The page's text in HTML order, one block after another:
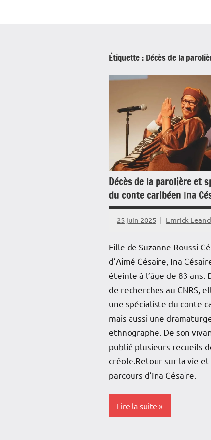
Étiquette : Décès de la
Décès de la parolière et
du conte caribéen Ina
25 juin 2025 Emrick
Fille de Suzanne Roussi
d’Aimé Césaire, Ina
éteinte à l’âge de 83 ans.
de recherches au CNRS,
une spécialiste du conte
mais aussi une
ethnographe. De son
publié plusieurs recueils
créole.Retour sur la vie et
parcours d’Ina Césaire.
Lire la suite